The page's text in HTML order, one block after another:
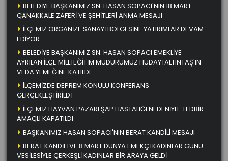
BELEDİYE BAŞKANIMIZ SN. HASAN SOPACI'NIN 18 MART
ÇANAKKALE ZAFERİ VE ŞEHİTLERİ ANMA MESAJI
İLÇEMİZ ORGANİZE SANAYİ BÖLGESİNE YATIRIMLAR DEVAM
EDİYOR
BELEDİYE BAŞKANIMIZ SN. HASAN SOPACI EMEKLİYE
AYRILAN İLÇE MİLLİ EĞİTİM MÜDÜRÜMÜZ HÜDAYİ ALTINTAŞ'IN
VEDA YEMEĞİNE KATILDI
İLÇEMİZDE DEPREM KONULU KONFERANS
GERÇEKLEŞTİRİLDİ
İLÇEMİZ HAYVAN PAZARI ŞAP HASTALIĞI NEDENİYLE TEDBİR
AMAÇLI KAPATILDI
BAŞKANIMIZ HASAN SOPACI'NIN BERAT KANDİLİ MESAJI
BERAT KANDİLİ VE 8 MART DÜNYA EMEKÇİ KADINLAR GÜNÜ
VESİLESİYLE ÇERKEŞLİ KADINLAR BİR ARAYA GELDİ